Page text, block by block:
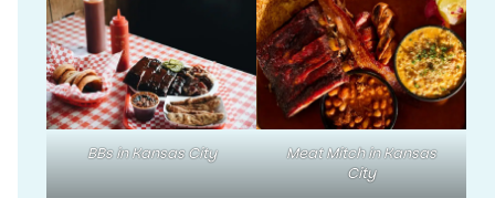
rokerige smaken, rijke sauzen en veel variatie. Denk
aan ribs, brisket, pulled pork, burnt ends en
rijkgevulde barbecueplates.
BBs in Kansas City
Meat Mitch in Kansas
City